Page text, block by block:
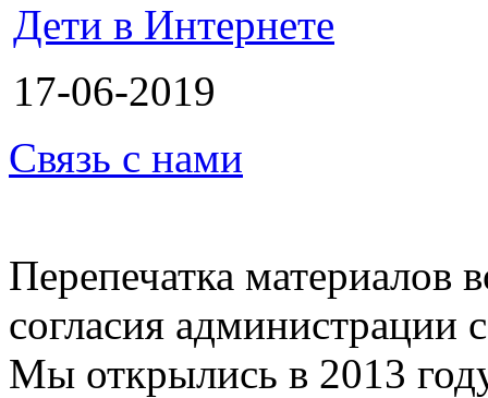
Дети в Интернете
17-06-2019
Связь с нами
Перепечатка материалов
согласия администрации
Мы открылись в 2013